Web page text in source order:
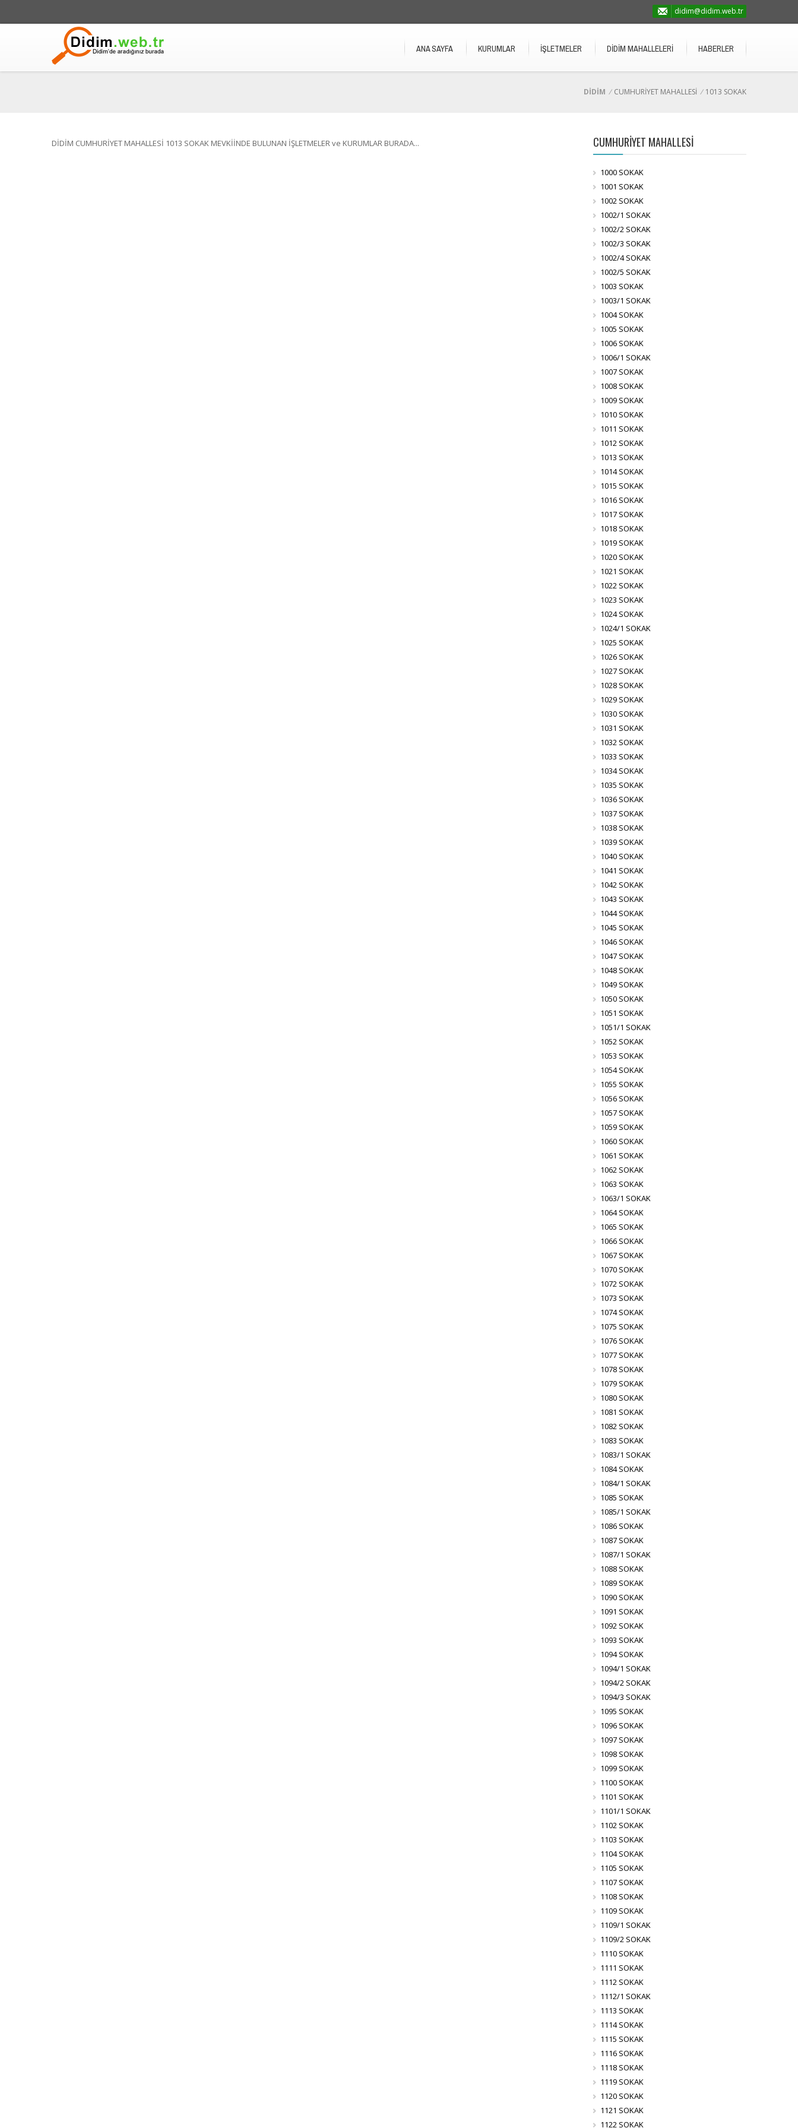
didim@didim.web.tr
ANA SAYFA KURUMLAR İŞLETMELER DİDİM MAHALLELERİ HABERLER
DİDİM / CUMHURİYET MAHALLESİ / 1013 SOKAK
DİDİM CUMHURİYET MAHALLESİ 1013 SOKAK MEVKİİNDE BULUNAN İŞLETMELER ve KURUMLAR BURADA... CUMHURİYET MAHALLESİ
1000 SOKAK
1001 SOKAK
1002 SOKAK
1002/1 SOKAK
1002/2 SOKAK
1002/3 SOKAK
1002/4 SOKAK
1002/5 SOKAK
1003 SOKAK
1003/1 SOKAK
1004 SOKAK
1005 SOKAK
1006 SOKAK
1006/1 SOKAK
1007 SOKAK
1008 SOKAK
1009 SOKAK
1010 SOKAK
1011 SOKAK
1012 SOKAK
1013 SOKAK
1014 SOKAK
1015 SOKAK
1016 SOKAK
1017 SOKAK
1018 SOKAK
1019 SOKAK
1020 SOKAK
1021 SOKAK
1022 SOKAK
1023 SOKAK
1024 SOKAK
1024/1 SOKAK
1025 SOKAK
1026 SOKAK
1027 SOKAK
1028 SOKAK
1029 SOKAK
1030 SOKAK
1031 SOKAK
1032 SOKAK
1033 SOKAK
1034 SOKAK
1035 SOKAK
1036 SOKAK
1037 SOKAK
1038 SOKAK
1039 SOKAK
1040 SOKAK
1041 SOKAK
1042 SOKAK
1043 SOKAK
1044 SOKAK
1045 SOKAK
1046 SOKAK
1047 SOKAK
1048 SOKAK
1049 SOKAK
1050 SOKAK
1051 SOKAK
1051/1 SOKAK
1052 SOKAK
1053 SOKAK
1054 SOKAK
1055 SOKAK
1056 SOKAK
1057 SOKAK
1059 SOKAK
1060 SOKAK
1061 SOKAK
1062 SOKAK
1063 SOKAK
1063/1 SOKAK
1064 SOKAK
1065 SOKAK
1066 SOKAK
1067 SOKAK
1070 SOKAK
1072 SOKAK
1073 SOKAK
1074 SOKAK
1075 SOKAK
1076 SOKAK
1077 SOKAK
1078 SOKAK
1079 SOKAK
1080 SOKAK
1081 SOKAK
1082 SOKAK
1083 SOKAK
1083/1 SOKAK
1084 SOKAK
1084/1 SOKAK
1085 SOKAK
1085/1 SOKAK
1086 SOKAK
1087 SOKAK
1087/1 SOKAK
1088 SOKAK
1089 SOKAK
1090 SOKAK
1091 SOKAK
1092 SOKAK
1093 SOKAK
1094 SOKAK
1094/1 SOKAK
1094/2 SOKAK
1094/3 SOKAK
1095 SOKAK
1096 SOKAK
1097 SOKAK
1098 SOKAK
1099 SOKAK
1100 SOKAK
1101 SOKAK
1101/1 SOKAK
1102 SOKAK
1103 SOKAK
1104 SOKAK
1105 SOKAK
1107 SOKAK
1108 SOKAK
1109 SOKAK
1109/1 SOKAK
1109/2 SOKAK
1110 SOKAK
1111 SOKAK
1112 SOKAK
1112/1 SOKAK
1113 SOKAK
1114 SOKAK
1115 SOKAK
1116 SOKAK
1118 SOKAK
1119 SOKAK
1120 SOKAK
1121 SOKAK
1122 SOKAK